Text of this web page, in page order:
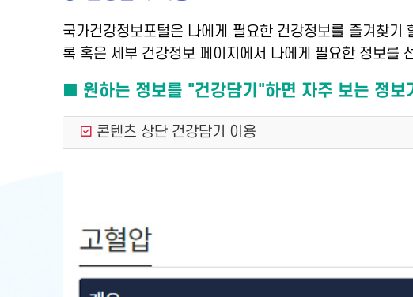
국가건강정보포털은 나에게 필요한 건강정보를 즐겨찾
록 혹은 세부 건강정보 페이지에서 나에게 필요한 정보를
■ 원하는 정보를 "건강담기"하면 자주 보는 정보
콘텐츠 상단 건강담기 이용